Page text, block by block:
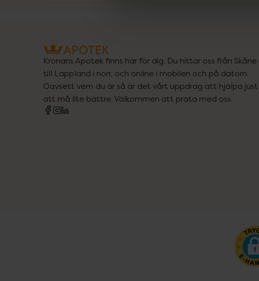
Kronans Apotek finns här för dig. Du hittar oss från Skåne
till Lappland i norr, och online i mobilen och på datorn.
Oavsett vem du är så är det vårt uppdrag att hjälpa just
att må lite bättre. Välkommen att prata med oss.